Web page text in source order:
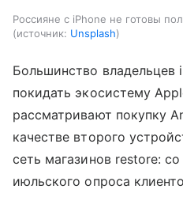
Россияне с iPhone не готовы
источник: Unsplash
Большинство владельцев
покидать экосистему
рассматривают покупку
качестве второго
сеть магазинов restore:
июльского опроса